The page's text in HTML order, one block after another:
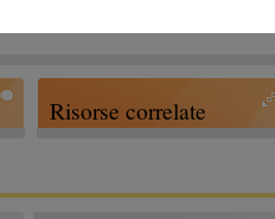
Risorse correlate